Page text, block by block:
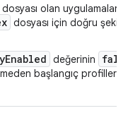
dosyası olan
dosyası için doğru
değerinin
başlangıç profilleri